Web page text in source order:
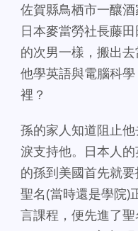
佐賀縣鳥栖市一釀
日本麥當勞社長藤
的次男一樣，搬出
他學英語與電腦科
裡？
孫的家人知道阻止
淚支持他。日本人
的孫到美國首先就
聖名(當時還是學院)
言課程，便先進了